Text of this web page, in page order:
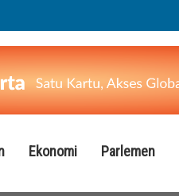
Ekonomi Parlemen